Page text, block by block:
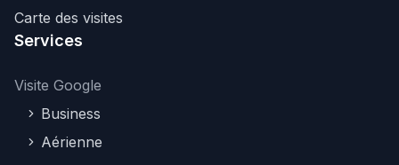
Carte des visites
Services
Visite Google
Business
Aérienne